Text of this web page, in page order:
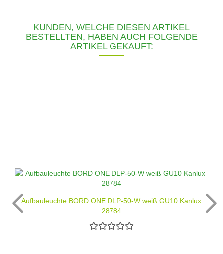
KUNDEN, WELCHE DIESEN ARTIKEL
BESTELLTEN, HABEN AUCH FOLGENDE
ARTIKEL GEKAUFT:
Aufbauleuchte BORD ONE DLP-50-W weiß GU10 Kanlux
28784